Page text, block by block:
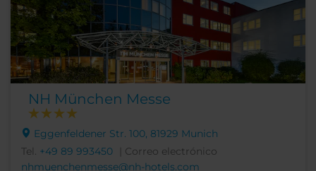
NH München Messe
Eggenfeldener Str. 100, 81929 Munich
Tel. +49 89 993450
| Correo electrónico
nhmuenchenmesse@nh-hotels.com